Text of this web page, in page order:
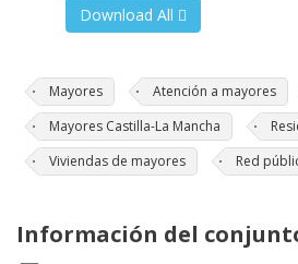
Download All
Mayores Atención a mayores
Mayores Castilla-La Mancha
Viviendas de mayores
Red
Información del